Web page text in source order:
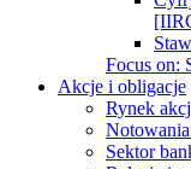
Focus on:
Akcje i obligacje
Rynek
Sektor